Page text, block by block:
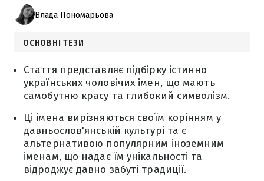
Влада Пономарьова
ОСНОВНІ ТЕЗИ
Стаття представляє підбірку істинно
українських чоловічих імен, що мають
самобутню красу та глибокий символізм.
Ці імена вирізняються своїм корінням у
давньослов'янській культурі та є
альтернативою популярним іноземним
іменам, що надає їм унікальності та
відроджує давно забуті традиції.